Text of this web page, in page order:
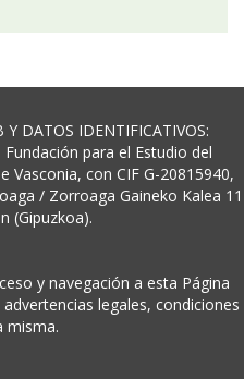
DATOS IDENTIFICATIVOS:
para el Estudio del
con CIF G-20815940,
/ Zorroaga Gaineko Kalea 11
(Gipuzkoa).
y navegación a esta Página
legales, condiciones
misma.